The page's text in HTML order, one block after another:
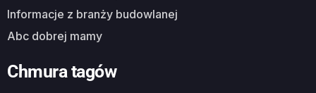
Informacje z branży budowlanej
Abc dobrej mamy
Chmura tagów